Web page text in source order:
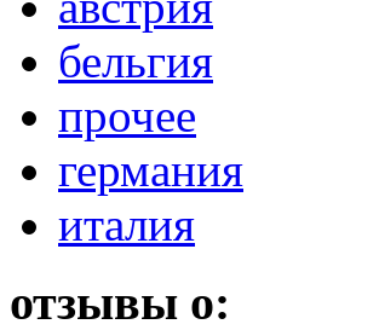
бельгия
прочее
германия
италия
отзывы о: